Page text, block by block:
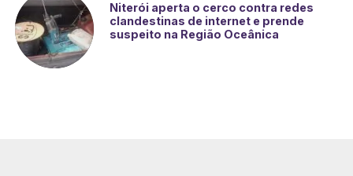
Niterói aperta o cerco contra redes
clandestinas de internet e prende
suspeito na Região Oceânica